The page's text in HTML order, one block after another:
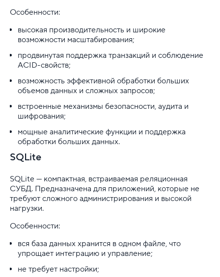
Особенности:
высокая производительность и широкие
возможности масштабирования;
продвинутая поддержка транзакций и соблюдение
ACID-свойств;
возможность эффективной обработки больших
объемов данных и сложных запросов;
встроенные механизмы безопасности, аудита и
шифрования;
мощные аналитические функции и поддержка
обработки больших данных.
SQLite
SQLite — компактная, встраиваемая реляционная
СУБД. Предназначена для приложений, которые не
требуют сложного администрирования и высокой
нагрузки.
Особенности:
вся база данных хранится в одном файле, что
упрощает интеграцию и управление;
не требует настройки;